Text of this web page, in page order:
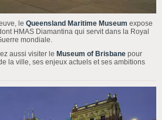
le Queensland Maritime Museum expose
HMAS Diamantina qui servit dans la Royal
mondiale.
aussi visiter le Museum of Brisbane pour
la ville, ses enjeux actuels et ses ambitions